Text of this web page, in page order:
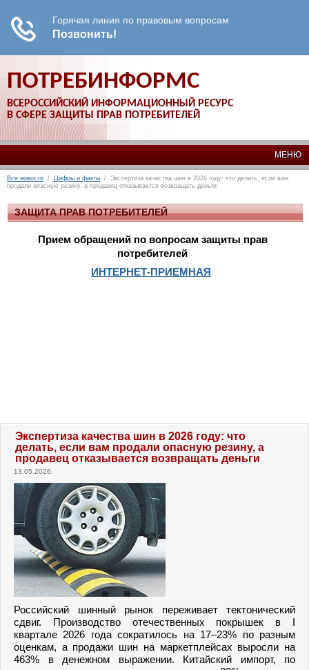
ПОТРЕБИНФОРМС
ВСЕРОССИЙСКИЙ ИНФОРМАЦИОННЫЙ РЕСУРС
В СФЕРЕ ЗАЩИТЫ ПРАВ ПОТРЕБИТЕЛЕЙ
МЕНЮ
Все новости / Цифры и факты / Экспертиза качества шин в 2026 году: что делать, если вам
продали опасную резину, а продавец отказывается возвращать деньги
ЗАЩИТА ПРАВ ПОТРЕБИТЕЛЕЙ
Прием обращений по вопросам защиты прав
потребителей
ИНТЕРНЕТ-ПРИЕМНАЯ
Экспертиза качества шин в 2026 году: что
делать, если вам продали опасную резину, а
продавец отказывается возвращать деньги
13.05.2026.
Российский шинный рынок переживает тектонический
сдвиг. Производство отечественных покрышек в I
квартале 2026 года сократилось на 17–23% по разным
оценкам, а продажи шин на маркетплейсах выросли на
463% в денежном выражении. Китайский импорт, по